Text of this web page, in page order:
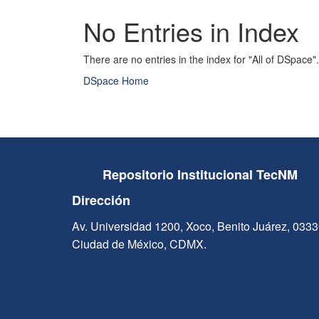
No Entries in Index
There are no entries in the index for "All of DSpace".
DSpace Home
Repositorio Institucional TecNM
Dirección
Av. Universidad 1200, Xoco, Benito Juárez,
Ciudad de México, CDMX.